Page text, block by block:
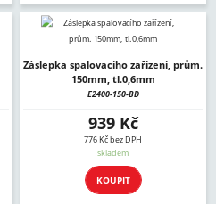
Záslepka spalovacího zařízení, prům.
150mm, tl.0,6mm
E2400-150-BD
939 Kč
776 Kč bez DPH
skladem
KOUPIT